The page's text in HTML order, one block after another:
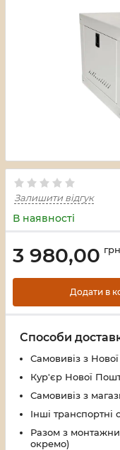
Залишити відгук
В наявності
3 980,00 грн
Додати в
Способи
Самовивіз з
Кур'єр Нової
Самовивіз з
Інші транспортні
Разом з
окремо)